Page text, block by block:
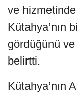
ve hizmetinde
Kütahya’nın
gördüğünü
belirtti.
Kütahya’nın